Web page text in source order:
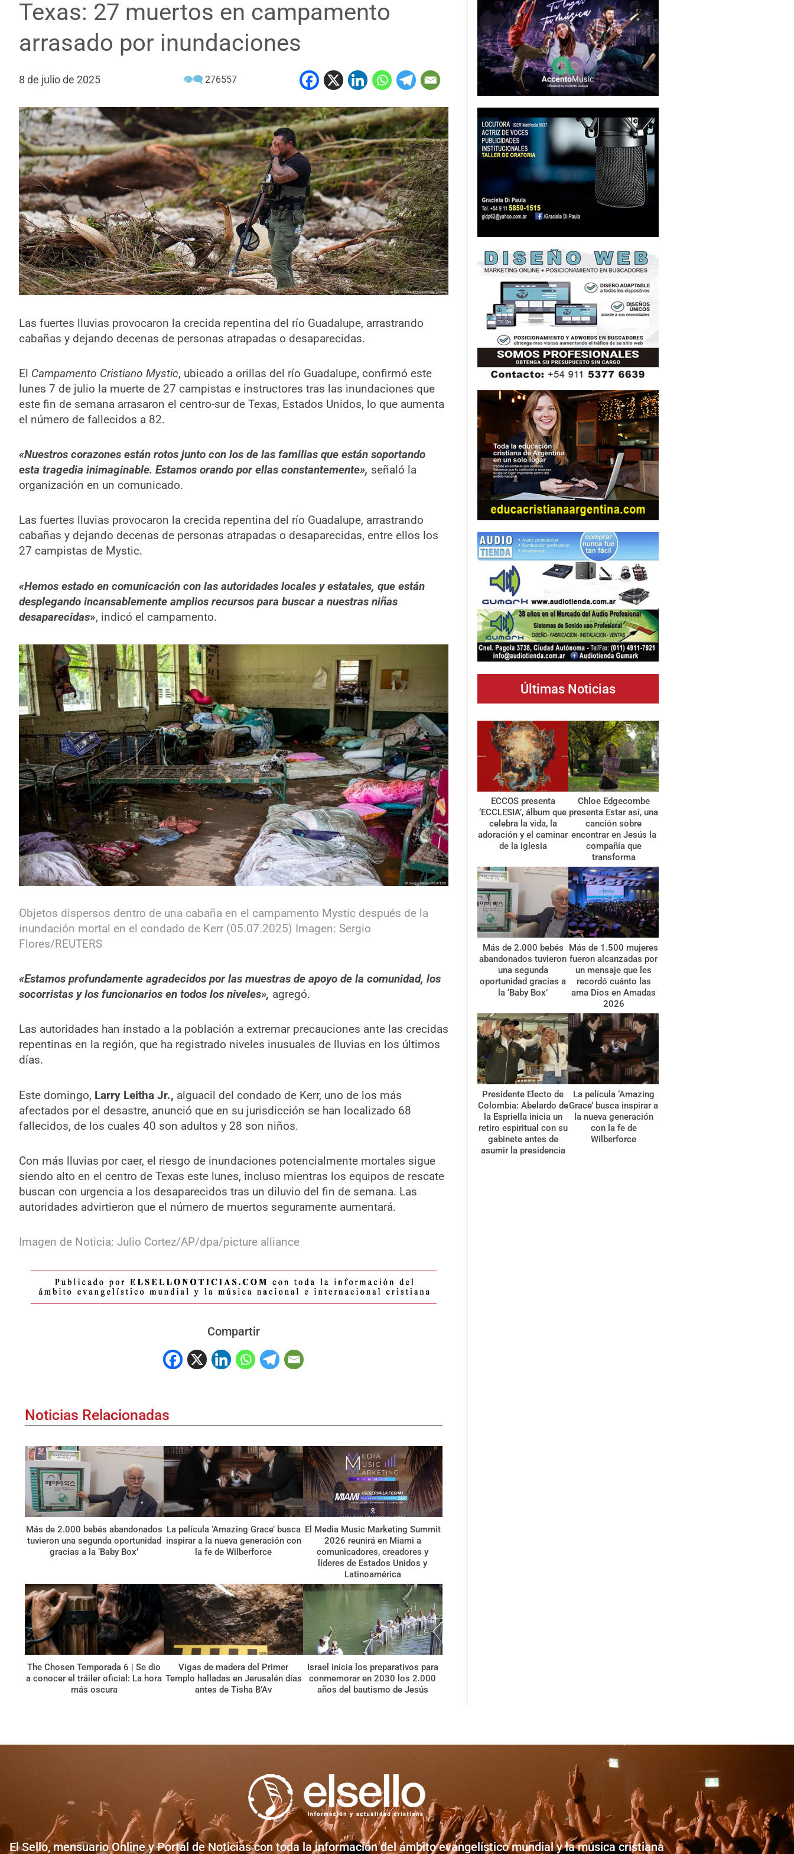
Texas: 27 muertos en campamento
arrasado por inundaciones
8 de julio de 2025 👁‍🗨 276557
Las fuertes lluvias provocaron la crecida repentina del río Guadalupe, arrastrando
cabañas y dejando decenas de personas atrapadas o desaparecidas.
El Campamento Cristiano Mystic, ubicado a orillas del río Guadalupe, confirmó este
lunes 7 de julio la muerte de 27 campistas e instructores tras las inundaciones que
este fin de semana arrasaron el centro-sur de Texas, Estados Unidos, lo que aumenta
el número de fallecidos a 82.
«Nuestros corazones están rotos junto con los de las familias que están soportando
esta tragedia inimaginable. Estamos orando por ellas constantemente», señaló la
organización en un comunicado.
Las fuertes lluvias provocaron la crecida repentina del río Guadalupe, arrastrando
cabañas y dejando decenas de personas atrapadas o desaparecidas, entre ellos los
27 campistas de Mystic.
«Hemos estado en comunicación con las autoridades locales y estatales, que están
desplegando incansablemente amplios recursos para buscar a nuestras niñas
desaparecidas», indicó el campamento.
Objetos dispersos dentro de una cabaña en el campamento Mystic después de la
inundación mortal en el condado de Kerr (05.07.2025) Imagen: Sergio
Flores/REUTERS
«Estamos profundamente agradecidos por las muestras de apoyo de la comunidad, los
socorristas y los funcionarios en todos los niveles», agregó.
Las autoridades han instado a la población a extremar precauciones ante las crecidas
repentinas en la región, que ha registrado niveles inusuales de lluvias en los últimos
días.
Este domingo, Larry Leitha Jr., alguacil del condado de Kerr, uno de los más
afectados por el desastre, anunció que en su jurisdicción se han localizado 68
fallecidos, de los cuales 40 son adultos y 28 son niños.
Con más lluvias por caer, el riesgo de inundaciones potencialmente mortales sigue
siendo alto en el centro de Texas este lunes, incluso mientras los equipos de rescate
buscan con urgencia a los desaparecidos tras un diluvio del fin de semana. Las
autoridades advirtieron que el número de muertos seguramente aumentará.
Imagen de Noticia: Julio Cortez/AP/dpa/picture alliance
Compartir
Noticias Relacionadas
Más de 2.000 bebés abandonados
tuvieron una segunda oportunidad
gracias a la ‘Baby Box’
La película ‘Amazing Grace’ busca
inspirar a la nueva generación con
la fe de Wilberforce
El Media Music Marketing Summit
2026 reunirá en Miami a
comunicadores, creadores y
líderes de Estados Unidos y
Latinoamérica
The Chosen Temporada 6 | Se dio
a conocer el tráiler oficial: La hora
más oscura
Vigas de madera del Primer
Templo halladas en Jerusalén días
antes de Tisha B’Av
Israel inicia los preparativos para
conmemorar en 2030 los 2.000
años del bautismo de Jesús
Últimas Noticias
ECCOS presenta
‘ECCLESIA’, álbum que
celebra la vida, la
adoración y el caminar
de la iglesia
Chloe Edgecombe
presenta Estar así, una
canción sobre
encontrar en Jesús la
compañía que
transforma
Más de 2.000 bebés
abandonados tuvieron
una segunda
oportunidad gracias a
la ‘Baby Box’
Más de 1.500 mujeres
fueron alcanzadas por
un mensaje que les
recordó cuánto las
ama Dios en Amadas
2026
Presidente Electo de
Colombia: Abelardo de
la Espriella inicia un
retiro espiritual con su
gabinete antes de
asumir la presidencia
La película ‘Amazing
Grace’ busca inspirar a
la nueva generación
con la fe de
Wilberforce
El Sello, mensuario Online y Portal de Noticias con toda la información del ámbito evangelístico mundial y la música cristiana